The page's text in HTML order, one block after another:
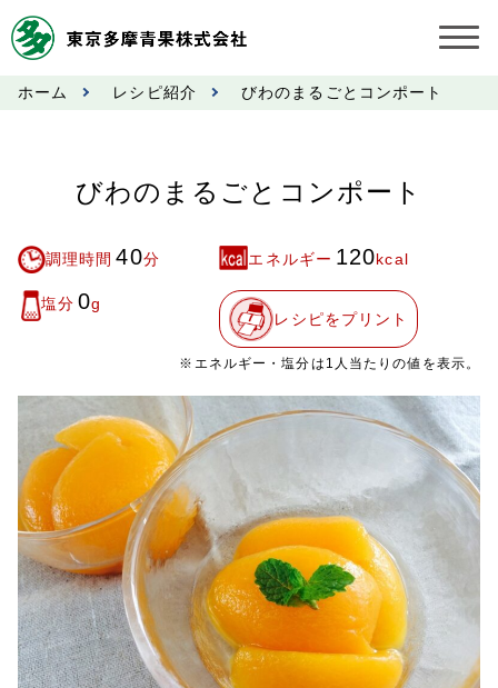
お知らせ
市況情報
奨励金受託手数料
営業日カレンダー
会社案内
多摩青果便り
採用情報
ホーム レシピ紹介 びわのまるごとコンポート
びわのまるごとコンポート
調理時間 40分 エネルギー 120kcal
塩分 0g
レシピをプリント
※エネルギー・塩分は1人当たりの値を表示。